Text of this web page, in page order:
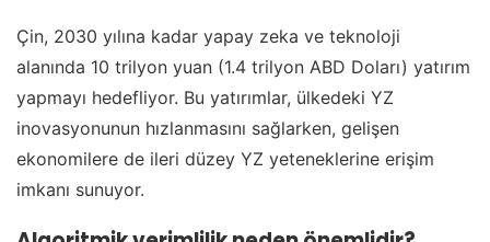
Çin, 2030 yılına kadar yapay zeka ve teknoloji
alanında 10 trilyon yuan (1.4 trilyon ABD Doları) yatırım
yapmayı hedefliyor. Bu yatırımlar, ülkedeki YZ
inovasyonunun hızlanmasını sağlarken, gelişen
ekonomilere de ileri düzey YZ yeteneklerine erişim
imkanı sunuyor.